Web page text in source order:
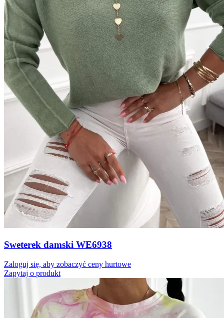
Sweterek damski WE6938
Zaloguj się, aby zobaczyć ceny hurtowe
Zapytaj o produkt